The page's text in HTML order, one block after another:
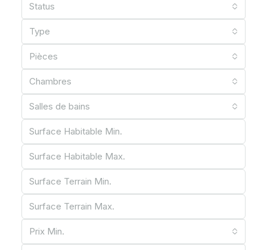
Status
Type
Pièces
Chambres
Salles de bains
Prix ​​Min.